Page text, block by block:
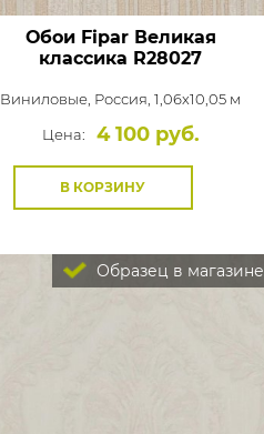
Обои Fipar Великая
классика R28027
Виниловые, Россия, 1,06x10,05 м
Цена:
4 100 руб.
В КОРЗИНУ
Образец в магазине